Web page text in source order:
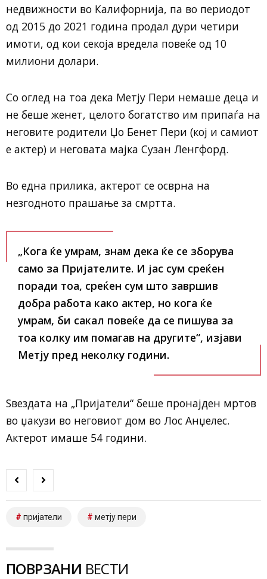
недвижности во Калифорнија, па во периодот
од 2015 до 2021 година продал дури четири
имоти, од кои секоја вредела повеќе од 10
милиони долари.
Со оглед на тоа дека Метју Пери немаше деца и
не беше женет, целото богатство им припаѓа на
неговите родители Џо Бенет Пери (кој и самиот
е актер) и неговата мајка Сузан Ленгфорд.
Во една прилика, актерот се осврна на
незгодното прашање за смртта.
„Кога ќе умрам, знам дека ќе се зборува
само за Пријателите. И јас сум среќен
поради тоа, среќен сум што завршив
добра работа како актер, но кога ќе
умрам, би сакал повеќе да се пишува за
тоа колку им помагав на другите“, изјави
Метју пред неколку години.
Ѕвездата на „Пријатели“ беше пронајден мртов
во џакузи во неговиот дом во Лос Анџелес.
Актерот имаше 54 години.
пријатели метју пери
ПОВРЗАНИ ВЕСТИ